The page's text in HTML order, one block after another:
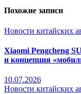
Похожие записи
Новости китайских
Xiaomi Pengcheng
и концепция
10.07.2026
Новости китайских